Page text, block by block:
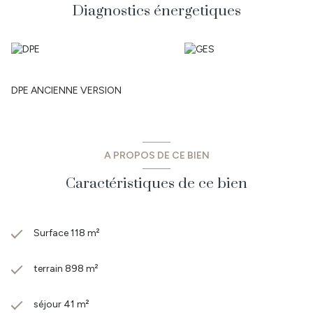
Diagnostics énergetiques
DPE ANCIENNE VERSION
A PROPOS DE CE BIEN
Caractéristiques de ce bien
Surface 118 m²
terrain 898 m²
séjour 41 m²